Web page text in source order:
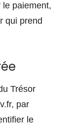
le paiement,
qui prend
Trésor
par
le